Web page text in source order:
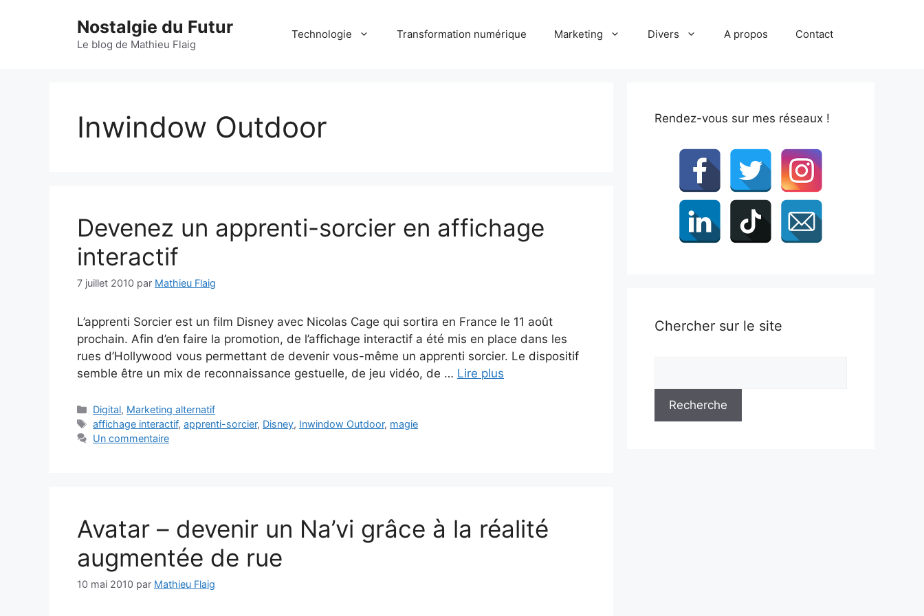
Nostalgie du Futur
Le blog de Mathieu Flaig
Technologie Transformation numérique Marketing Divers A propos Contact
Inwindow Outdoor
Devenez un apprenti-sorcier en affichage
interactif
7 juillet 2010 par Mathieu Flaig
L’apprenti Sorcier est un film Disney avec Nicolas Cage qui sortira en France le 11 août
prochain. Afin d’en faire la promotion, de l’affichage interactif a été mis en place dans les
rues d’Hollywood vous permettant de devenir vous-même un apprenti sorcier. Le dispositif
semble être un mix de reconnaissance gestuelle, de jeu vidéo, de … Lire plus
Catégories
Digital, Marketing alternatif
Étiquettes
affichage interactif,apprenti-sorcier, Disney, Inwindow Outdoor, magie
Un commentaire
Avatar – devenir un Na’vi grâce à la réalité
augmentée de rue
10 mai 2010 par Mathieu Flaig
Rendez-vous sur mes réseaux !
Chercher sur le site